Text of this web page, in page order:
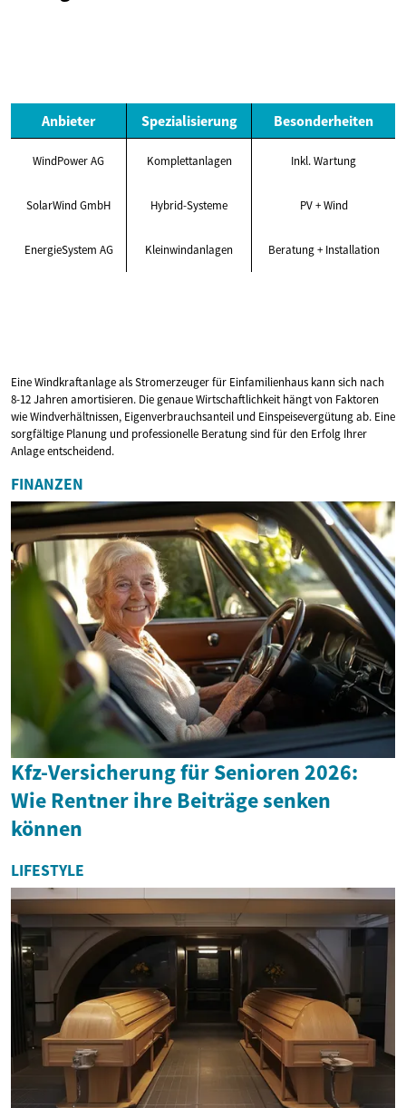
Anbieter Spezialisierung Besonderheiten
WindPower AG Komplettanlagen Inkl. Wartung
SolarWind GmbH Hybrid-Systeme PV + Wind
EnergieSystem AG Kleinwindanlagen Beratung + Installation
Eine Windkraftanlage als Stromerzeuger für Einfamilienhaus kann sich nach
8-12 Jahren amortisieren. Die genaue Wirtschaftlichkeit hängt von Faktoren
wie Windverhältnissen, Eigenverbrauchsanteil und Einspeisevergütung ab. Eine
sorgfältige Planung und professionelle Beratung sind für den Erfolg Ihrer
Anlage entscheidend.
FINANZEN
Kfz-Versicherung für Senioren 2026:
Wie Rentner ihre Beiträge senken
können
LIFESTYLE